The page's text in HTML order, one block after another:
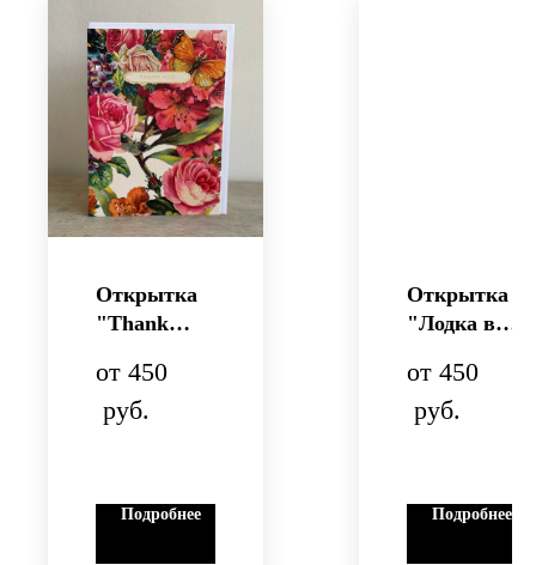
Открытка
"Thank
450
руб.
Подробнее
Открытка
"Лодка в
"
450
руб.
Подробнее